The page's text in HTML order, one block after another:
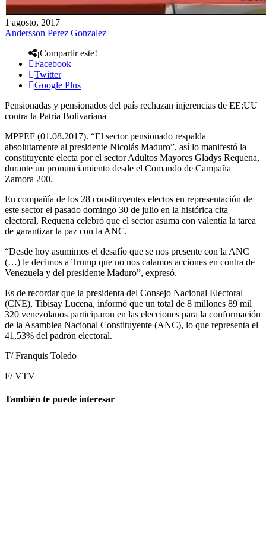
1 agosto, 2017
Andersson Perez Gonzalez
¡Compartir este!
Facebook
Twitter
Google Plus
Pensionadas y pensionados del país rechazan injerencias de EE:UU
contra la Patria Bolivariana
MPPEF (01.08.2017). “El sector pensionado respalda
absolutamente al presidente Nicolás Maduro”, así lo manifestó la
constituyente electa por el sector Adultos Mayores Gladys Requena,
durante un pronunciamiento desde el Comando de Campaña
Zamora 200.
En compañía de los 28 constituyentes electos en representación de
este sector el pasado domingo 30 de julio en la histórica cita
electoral, Requena celebró que el sector asuma con valentía la tarea
de garantizar la paz con la ANC.
“Desde hoy asumimos el desafío que se nos presente con la ANC
(…) le decimos a Trump que no nos calamos acciones en contra de
Venezuela y del presidente Maduro”, expresó.
Es de recordar que la presidenta del Consejo Nacional Electoral
(CNE), Tibisay Lucena, informó que un total de 8 millones 89 mil
320 venezolanos participaron en las elecciones para la conformación
de la Asamblea Nacional Constituyente (ANC), lo que representa el
41,53% del padrón electoral.
T/ Franquis Toledo
F/ VTV
También te puede interesar